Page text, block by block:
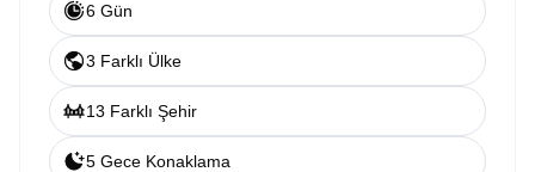
6 Gün
3 Farklı Ülke
13 Farklı Şehir
5 Gece Konaklama